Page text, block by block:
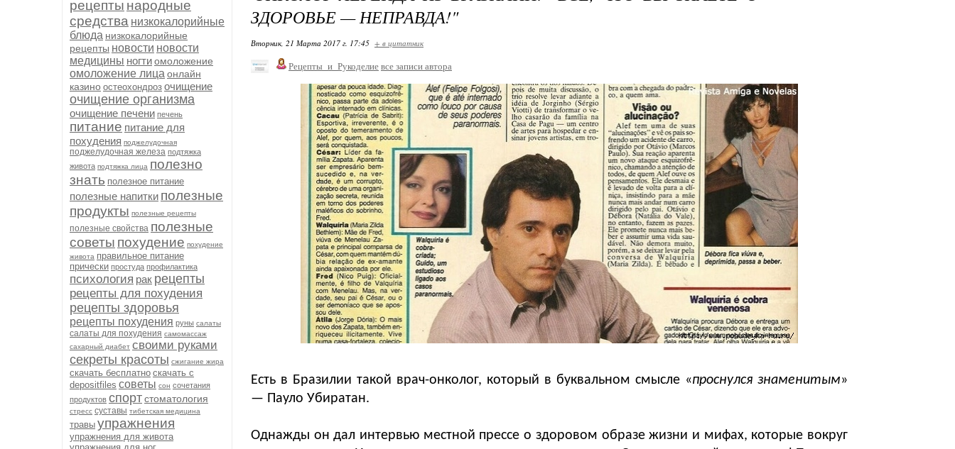
рецепты народные
средства низкокалорийные
блюда низкокалорийные
рецепты новости новости
медицины ногтиомоложение
омоложение лица онлайн
казино остеохондроз очищение
очищение организма
очищение печени печень
питание питание для
похудения поджелудочная
поджелудочная железа подтяжка
живота подтяжка лица полезно
знать полезное питание
полезные напитки полезные
продукты полезные рецепты
полезные свойства полезные
советы похудение похудение
живота правильное питание
прически простуда профилактика
психология рак рецепты
рецепты для похудения
рецепты здоровья
рецепты похудения руны салаты
салаты для похудения самомассаж
сахарный диабет своими руками
секреты красоты сжигание жира
скачать бесплатно скачать с
depositfiles советы сон сочетания
продуктов спортстоматология
стресс суставы тибетская медицина
травы упражнения
упражнения для живота
ЗДОРОВЬЕ — НЕПРАВДА!"
Вторник, 21 Марта 2017 г. 17:45 + в цитатник
Рецепты_и_Рукоделие все записи автора
Есть в Бразилии такой врач-онколог, который в буквальном смысле «проснулся знаменитым»
— Пауло Убиратан.
Однажды он дал интервью местной прессе о здоровом образе жизни и мифах, которые вокруг